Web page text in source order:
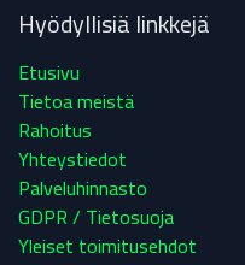
Hyödyllisiä linkkejä
Etusivu
Tietoa meistä
Rahoitus
Yhteystiedot
Palveluhinnasto
GDPR / Tietosuoja
Yleiset toimitusehdot